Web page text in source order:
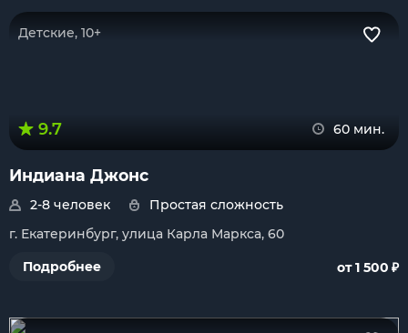
Детские, 10+
9.7 60 мин.
Индиана Джонс
2-8 человек
Простая сложность
г. Екатеринбург, улица Карла Маркса, 60
Подробнее
от 1 500 ₽